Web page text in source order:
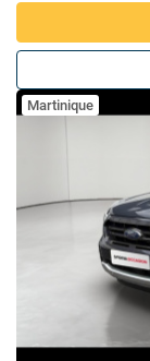
Martinique